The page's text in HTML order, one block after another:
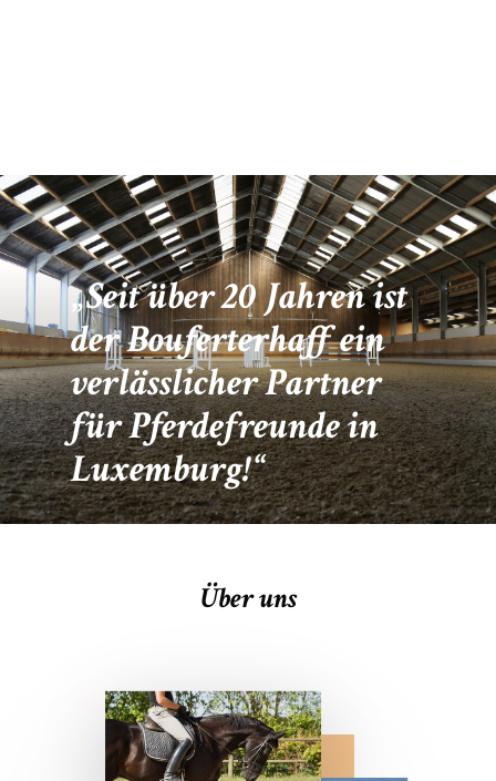
Seit über 20 Jahren ist
der Bouferterhaff ein
verlässlicher Partner
für Pferdefreunde in
Luxemburg!
Über uns